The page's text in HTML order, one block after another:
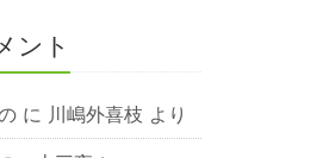
ント
に 川嶋外喜枝 より